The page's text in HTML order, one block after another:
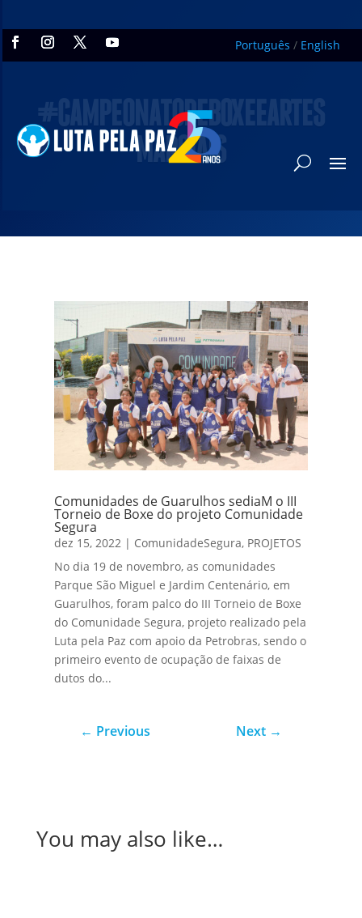
Português / English
#CAMPEONATODEBOXEEARTES
MARCIAIS
Comunidades de Guarulhos sediaM o III
Torneio de Boxe do projeto Comunidade
Segura
dez 15, 2022 | ComunidadeSegura, PROJETOS
No dia 19 de novembro, as comunidades
Parque São Miguel e Jardim Centenário, em
Guarulhos, foram palco do III Torneio de Boxe
do Comunidade Segura, projeto realizado pela
Luta pela Paz com apoio da Petrobras, sendo o
primeiro evento de ocupação de faixas de
dutos do...
← Previous Next →
You may also like…